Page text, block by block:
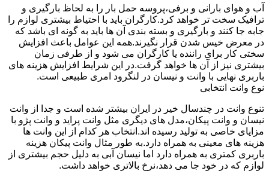
آب و هوای بارانی و برفی،پروسه حمل بار را به لحاظ بارگیری و
ترافیک سخت تر خواهد کرد.کارگران باید با احتیاط بیشتری لوازم را
جابه جا کنند و بارگیری و بسته بندی آن ها باید به گونه ای باشد که
در معرض خیس شدن قرار نگیرند.همه این عوامل باعث افزایش
سختی کار برای راننده یا کارگران می شود و از طرفی زمان
بیشتری نیز از آن ها خواهد گرفت.در این شرایط افزایش هزینه های
باربری نهایی با وانت و نیسان در لنگرود امری طبیعی است.
نوع وانت انتخابی
تنوع وانت در چندسال خیر در ایران بیشتر شده است و جدا از وانت
نیسان و وانت پیکان،مدل های دیگری مثل وانت پراید و وانت پژو با
مزایای خاصی به تولید رسیده اند.انتخاب هر کدام از این وانت ها
هزینه های معینی به همراه دارد.به طور مثال وانت پیکان هزینه
باربری کمتری به همراه دارد اما نیسان آبی به دلیل حجم بیشتری از
لوازم که در خود جا می دهد،نرخ بالاتری خواهد داشت.